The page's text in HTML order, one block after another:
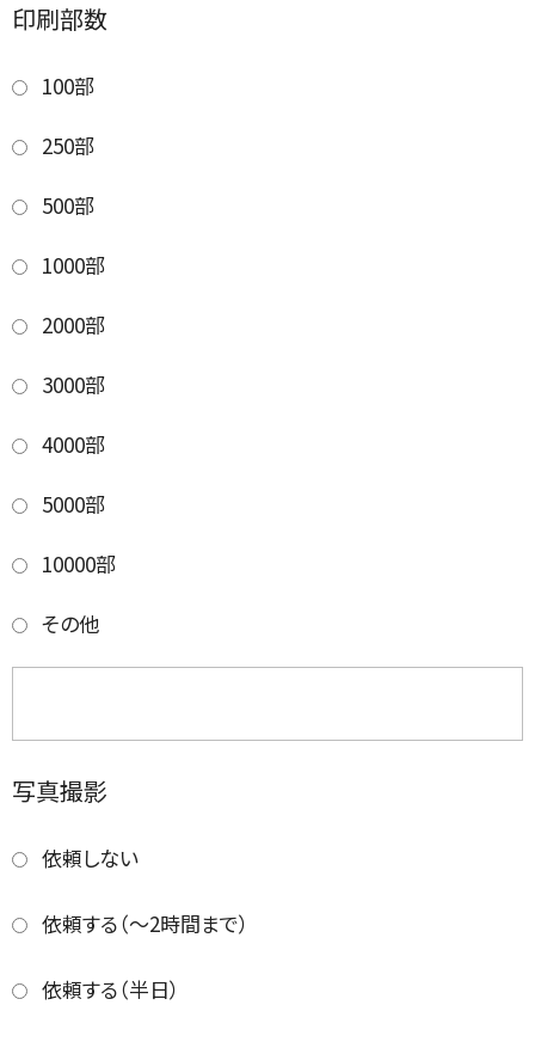
印刷部数
100部
250部
500部
1000部
2000部
3000部
4000部
5000部
10000部
その他
写真撮影
依頼しない
依頼する（～2時間まで）
依頼する（半日）